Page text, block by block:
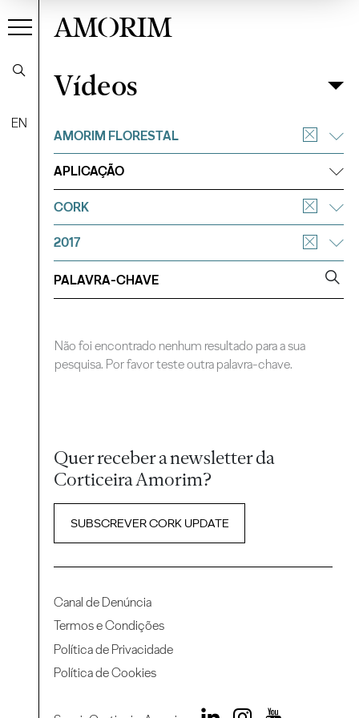
EN
AMORIM
VídeosFiltrar
Vídeos
AMORIM FLORESTAL
APLICAÇÃO
CORK
2017
Não foi encontrado nenhum resultado para a sua
pesquisa. Por favor teste outra palavra-chave.
Quer receber a newsletter da
Corticeira Amorim?
SUBSCREVER CORK UPDATE
Canal de Denúncia
Termos e Condições
Política de Privacidade
Política de Cookies